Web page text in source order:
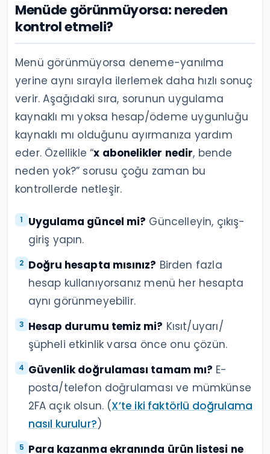
Menüde görünmüyorsa: nereden
kontrol etmeli?
Menü görünmüyorsa deneme-yanılma
yerine aynı sırayla ilerlemek daha hızlı sonuç
verir. Aşağıdaki sıra, sorunun uygulama
kaynaklı mı yoksa hesap/ödeme uygunluğu
kaynaklı mı olduğunu ayırmanıza yardım
eder. Özellikle “x abonelikler nedir, bende
neden yok?” sorusu çoğu zaman bu
kontrollerde netleşir.
Uygulama güncel mi? Güncelleyin, çıkış-
giriş yapın.
Doğru hesapta mısınız? Birden fazla
hesap kullanıyorsanız menü her hesapta
aynı görünmeyebilir.
Hesap durumu temiz mi? Kısıt/uyarı/
şüpheli etkinlik varsa önce onu çözün.
Güvenlik doğrulaması tamam mı? E-
posta/telefon doğrulaması ve mümkünse
2FA açık olsun. (X’te iki faktörlü doğrulama
nasıl kurulur?)
Para kazanma ekranında ürün listesi ne